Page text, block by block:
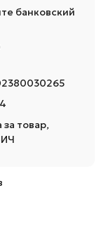
банковский
товар,